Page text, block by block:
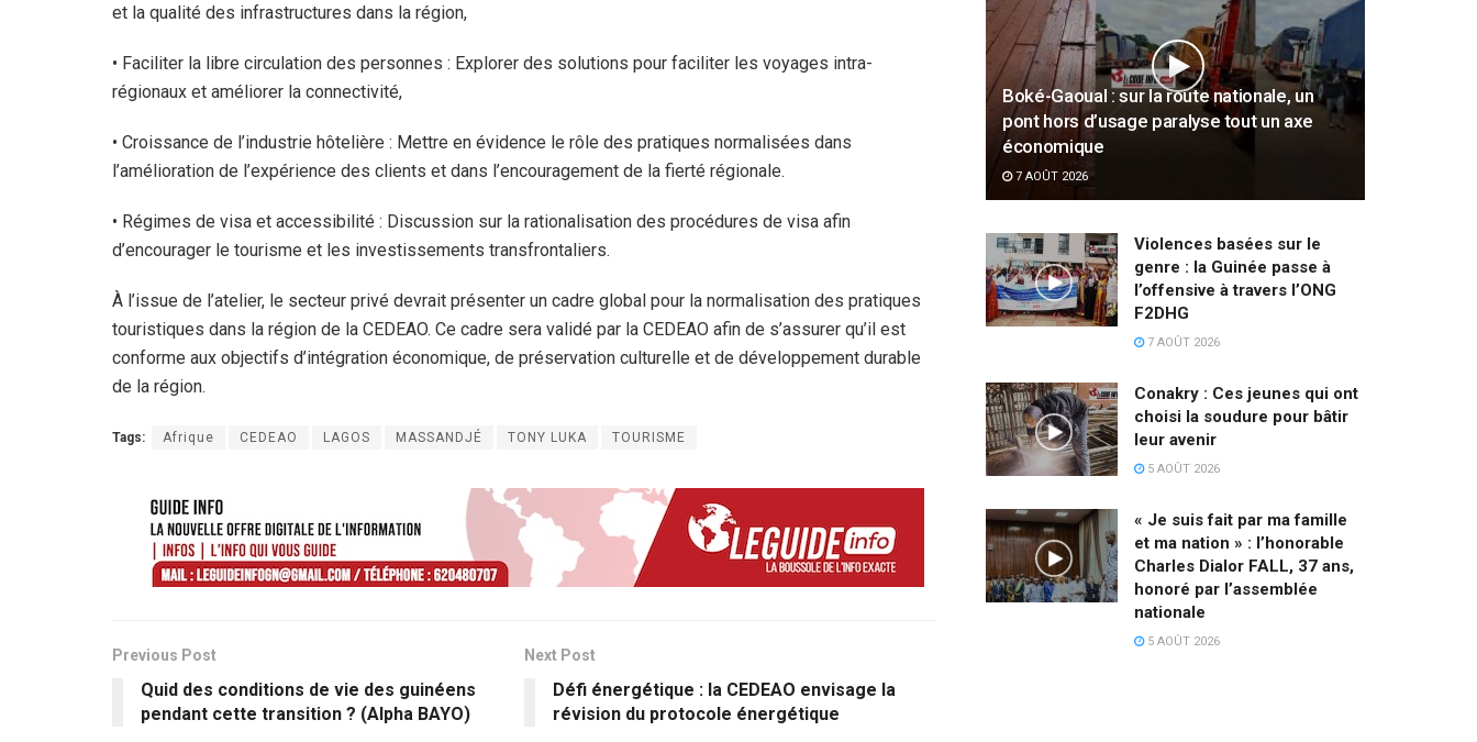
et la qualité des infrastructures dans la région,
• Faciliter la libre circulation des personnes : Explorer des solutions pour faciliter les voyages intra-
régionaux et améliorer la connectivité,
• Croissance de l’industrie hôtelière : Mettre en évidence le rôle des pratiques normalisées dans
l’amélioration de l’expérience des clients et dans l’encouragement de la fierté régionale.
• Régimes de visa et accessibilité : Discussion sur la rationalisation des procédures de visa afin
d’encourager le tourisme et les investissements transfrontaliers.
À l’issue de l’atelier, le secteur privé devrait présenter un cadre global pour la normalisation des pratiques
touristiques dans la région de la CEDEAO. Ce cadre sera validé par la CEDEAO afin de s’assurer qu’il est
conforme aux objectifs d’intégration économique, de préservation culturelle et de développement durable
de la région.
Tags: Afrique CEDEAO LAGOS MASSANDJÉ TONY LUKA TOURISME
Previous Post
Quid des conditions de vie des guinéens
pendant cette transition ? (Alpha BAYO)
Next Post
Défi énergétique : la CEDEAO envisage la
révision du protocole énergétique
Boké-Gaoual : sur la route nationale, un
pont hors d’usage paralyse tout un axe
économique
7 AOÛT 2026
Violences basées sur le
genre : la Guinée passe à
l’offensive à travers l’ONG
F2DHG
7 AOÛT 2026
Conakry : Ces jeunes qui ont
choisi la soudure pour bâtir
leur avenir
5 AOÛT 2026
« Je suis fait par ma famille
et ma nation » : l’honorable
Charles Dialor FALL, 37 ans,
honoré par l’assemblée
nationale
5 AOÛT 2026